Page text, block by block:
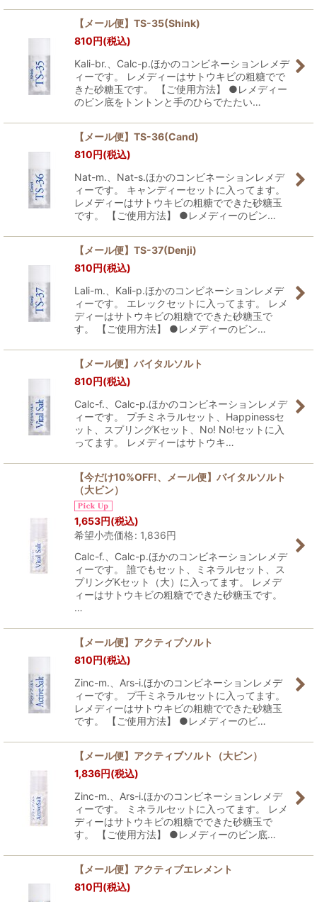
【メール便】TS-35(Shink)
810円(税込)
Kali-br.、Calc-p.ほかのコンビネーションレメデ
ィーです。 レメディーはサトウキビの粗糖でで
きた砂糖玉です。 【ご使用方法】 ●レメディー
のビン底をトントンと手のひらでたたい…
【メール便】TS-36(Cand)
810円(税込)
Nat-m.、Nat-s.ほかのコンビネーションレメデ
ィーです。 キャンディーセットに入ってます。
レメディーはサトウキビの粗糖でできた砂糖玉
です。 【ご使用方法】 ●レメディーのビン…
【メール便】TS-37(Denji)
810円(税込)
Lali-m.、Kali-p.ほかのコンビネーションレメデ
ィーです。 エレックセットに入ってます。 レメ
ディーはサトウキビの粗糖でできた砂糖玉で
す。 【ご使用方法】 ●レメディーのビン…
【メール便】バイタルソルト
810円(税込)
Calc-f.、Calc-p.ほかのコンビネーションレメデ
ィーです。 プチミネラルセット、Happinessセ
ット、スプリングKセット、No! No!セットに入
ってます。 レメディーはサトウキ…
【今だけ10%OFF!、メール便】バイタルソルト
（大ビン）
1,653円(税込)
希望小売価格: 1,836円
Calc-f.、Calc-p.ほかのコンビネーションレメデ
ィーです。 誰でもセット、ミネラルセット、ス
プリングKセット（大）に入ってます。 レメデ
ィーはサトウキビの粗糖でできた砂糖玉です。
…
【メール便】アクティブソルト
810円(税込)
Zinc-m.、Ars-i.ほかのコンビネーションレメデ
ィーです。 プ千ミネラルセットに入ってます。
レメディーはサトウキビの粗糖でできた砂糖玉
です。 【ご使用方法】 ●レメディーのビ…
【メール便】アクティブソルト（大ビン）
1,836円(税込)
Zinc-m.、Ars-i.ほかのコンビネーションレメデ
ィーです。 ミネラルセットに入ってます。 レメ
ディーはサトウキビの粗糖でできた砂糖玉で
す。 【ご使用方法】 ●レメディーのビン底…
【メール便】アクティブエレメント
810円(税込)